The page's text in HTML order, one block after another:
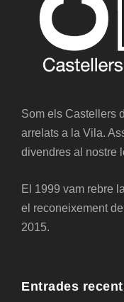
Som els Castellers
arrelats a la Vila.
divendres al nostre
El 1999 vam rebre
el reconeixement
2015.
Entrades